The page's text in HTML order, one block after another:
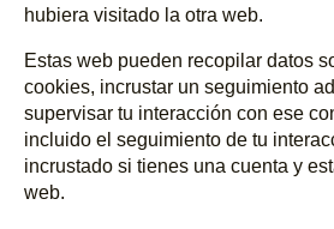
hubiera visitado la otra web.
Estas web pueden recopilar datos
cookies, incrustar un seguimiento
supervisar tu interacción con ese
incluido el seguimiento de tu
incrustado si tienes una cuenta y
web.